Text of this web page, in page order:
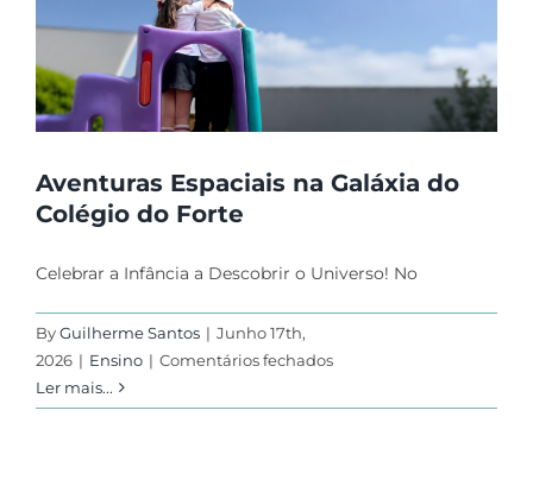
Aventuras Espaciais na Galáxia do
Colégio do Forte
Celebrar a Infância a Descobrir o Universo! No
ByGuilherme Santos | Junho 17th,
2026 | Ensino | Comentários fechadosem
Espaciais
Ler mais...